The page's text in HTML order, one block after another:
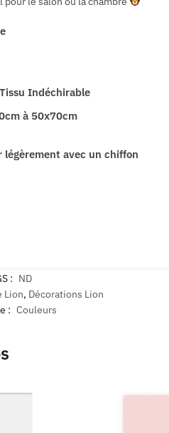
Indéchirable
à 50x70cm
légèrement avec un chiffon
: ND
Lion, Décorations Lion
: Couleurs